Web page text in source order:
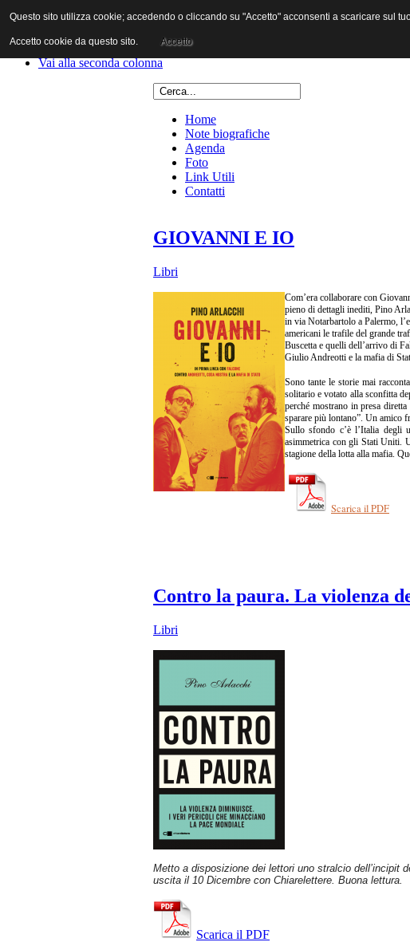
Vai al contenuto
Vai alla prima colonna
Vai alla seconda colonna
Home
Note biografiche
Agenda
Foto
Link Utili
Contatti
GIOVANNI E IO
Libri
Com’era collaborare con
pieno di dettagli inediti, Pino
in via Notarbartolo a Palermo,
americani le trafile del grande
Buscetta e quelli dell’arrivo di
Giulio Andreotti e la mafia di
Sono tante le storie mai
solitario e votato alla sconfitta
perché mostrano in presa
sparare più lontano”. Un amico
Sullo sfondo c’è l’Italia degli
asimmetrica con gli Stati Uniti.
stagione della lotta alla mafia.
Scarica il PDF
Contro la paura. La violenza
Libri
Metto a disposizione dei lettori uno stralcio dell’incipit
uscita il 10 Dicembre con Chiarelettere. Buona lettura.
Scarica il PDF
Questo sito utilizza cookie; accedendo o cliccando su "Accetto" acconsenti a scaricare sul
Accetto cookie da questo sito. Accetto